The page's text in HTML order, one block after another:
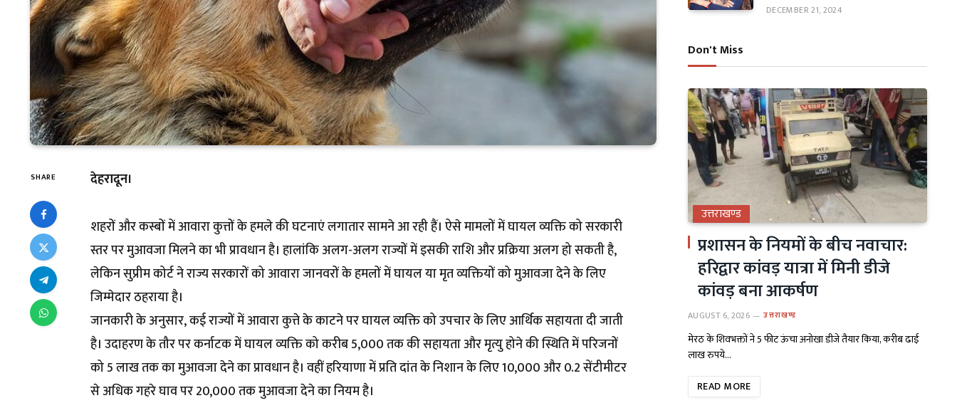
SHARE देहरादून।
शहरों और कस्बों में आवारा कुत्तों के हमले की घटनाएं लगातार सामने आ रही हैं। ऐसे मामलों में घायल व्यक्ति को सरकारी
स्तर पर मुआवजा मिलने का भी प्रावधान है। हालांकि अलग-अलग राज्यों में इसकी राशि और प्रक्रिया अलग हो सकती है,
लेकिन सुप्रीम कोर्ट ने राज्य सरकारों को आवारा जानवरों के हमलों में घायल या मृत व्यक्तियों को मुआवजा देने के लिए
जिम्मेदार ठहराया है।
जानकारी के अनुसार, कई राज्यों में आवारा कुत्ते के काटने पर घायल व्यक्ति को उपचार के लिए आर्थिक सहायता दी जाती
है। उदाहरण के तौर पर कर्नाटक में घायल व्यक्ति को करीब ₹5,000 तक की सहायता और मृत्यु होने की स्थिति में परिजनों
को ₹5 लाख तक का मुआवजा देने का प्रावधान है। वहीं हरियाणा में प्रति दांत के निशान के लिए ₹10,000 और 0.2 सेंटीमीटर
से अधिक गहरे घाव पर ₹20,000 तक मुआवजा देने का नियम है।
DECEMBER 21, 2024
Don't Miss
उत्तराखण्ड
प्रशासन के नियमों के बीच नवाचार:
हरिद्वार कांवड़ यात्रा में मिनी डीजे
कांवड़ बना आकर्षण
AUGUST 6, 2026 उत्तराखण्ड
मेरठ के शिवभक्तों ने 5 फीट ऊंचा अनोखा डीजे तैयार किया, करीब ढाई
लाख रुपये…
READ MORE